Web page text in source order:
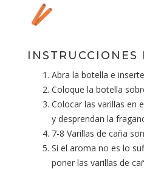
INSTRUCCIONES
Abra la botella e
Coloque la botella
Colocar las varillas en
y desprendan la
7-8 Varillas de caña
Si el aroma no es lo
poner las varillas de